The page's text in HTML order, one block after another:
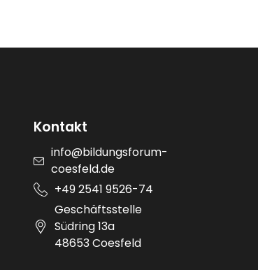
Kontakt
info@bildungsforum-
coesfeld.de
+49 2541 9526-74
Geschäftsstelle
Südring 13a
48653 Coesfeld